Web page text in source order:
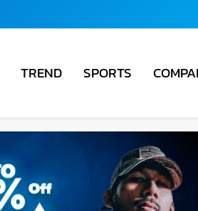
TREND SPORTS